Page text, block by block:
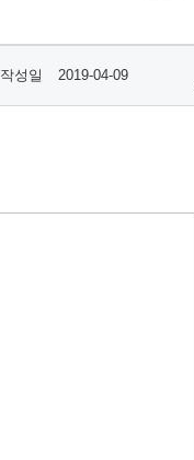
작성일 2019-04-09